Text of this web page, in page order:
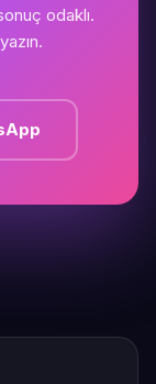
odaklı.